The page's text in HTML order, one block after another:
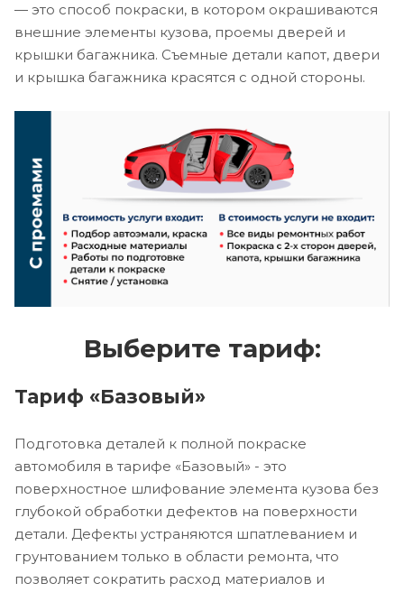
— это способ покраски, в котором окрашиваются
внешние элементы кузова, проемы дверей и
крышки багажника. Съемные детали капот, двери
и крышка багажника красятся с одной стороны.
Выберите тариф:
Тариф «Базовый»
Подготовка деталей к полной покраске
автомобиля в тарифе «Базовый» - это
поверхностное шлифование элемента кузова без
глубокой обработки дефектов на поверхности
детали. Дефекты устраняются шпатлеванием и
грунтованием только в области ремонта, что
позволяет сократить расход материалов и